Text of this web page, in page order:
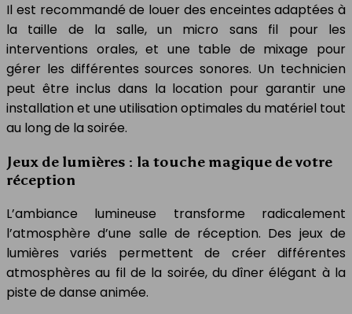
Il est recommandé de louer des enceintes adaptées à
la taille de la salle, un micro sans fil pour les
interventions orales, et une table de mixage pour
gérer les différentes sources sonores. Un technicien
peut être inclus dans la location pour garantir une
installation et une utilisation optimales du matériel tout
au long de la soirée.
Jeux de lumières : la touche magique de votre
réception
L’ambiance lumineuse transforme radicalement
l’atmosphère d’une salle de réception. Des jeux de
lumières variés permettent de créer différentes
atmosphères au fil de la soirée, du dîner élégant à la
piste de danse animée.